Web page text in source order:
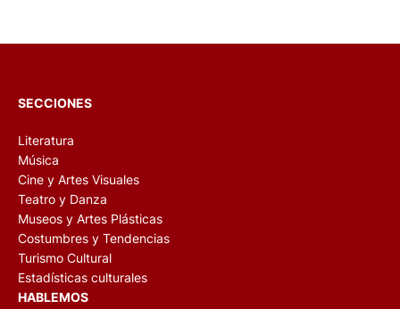
SECCIONES
Literatura
Música
Cine y Artes Visuales
Teatro y Danza
Museos y Artes Plásticas
Costumbres y Tendencias
Turismo Cultural
Estadísticas culturales
HABLEMOS